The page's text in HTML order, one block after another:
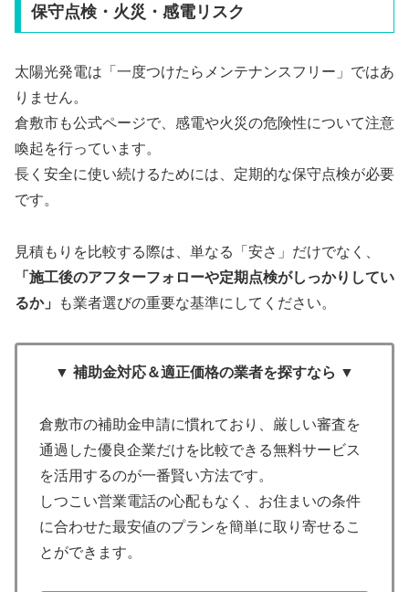
保守点検・火災・感電リスク
太陽光発電は「一度つけたらメンテナンスフリー」ではあ
りません。
倉敷市も公式ページで、感電や火災の危険性について注意
喚起を行っています。
長く安全に使い続けるためには、定期的な保守点検が必要
です。
見積もりを比較する際は、単なる「安さ」だけでなく、
「施工後のアフターフォローや定期点検がしっかりしてい
るか」
も業者選びの重要な基準にしてください。
▼ 補助金対応＆適正価格の業者を探すなら ▼
倉敷市の補助金申請に慣れており、厳しい審査を
通過した優良企業だけを比較できる無料サービス
を活用するのが一番賢い方法です。
しつこい営業電話の心配もなく、お住まいの条件
に合わせた最安値のプランを簡単に取り寄せるこ
とができます。